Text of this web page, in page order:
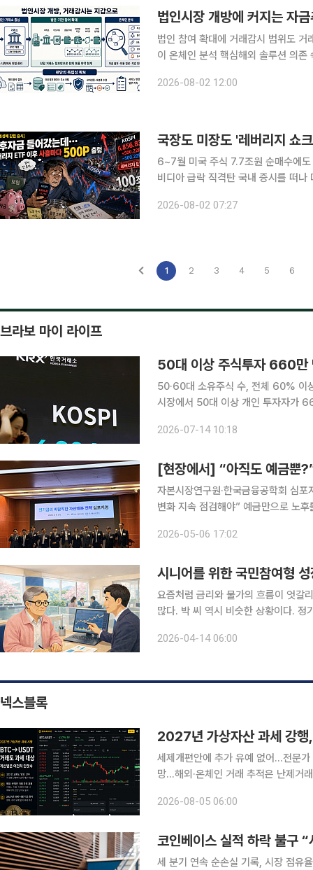
법인 참여 확대에 거래감시 범위도 거
이 온체인 분석 핵심해외 솔루션 의존 속 국내
어질 전망이다. 기관과 커스터디(수
2026-08-02 12:00
국장도 미장도 '레버리지 쇼
6~7월 미국 주식 7.7조원 순매수에
비디아 급락 직격탄 국내 증시를 떠나 다시 미국 증시로 향한 개인투자자들이 불과 두 달 만에 50조
상장지수펀드(ETF)에 대규모 자금이
2026-08-02 07:27
1 2 3 4 5 6
브라보 마이 라이프
50대 이상 주식투자 660만
50·60대 소유주식 수, 전체 60% 이상
시장에서 50대 이상 개인 투자자가
면서 은퇴자와 예비 은퇴세대의 노후
2026-07-14 10:18
[현장에서] “아직도 예금뿐
자본시장연구원·한국금융공학회 심포지엄 개최 세계적인 거시경제학 석학 존
변화 지속 점검해야” 예금만으로 노후를 버티기 어려운 시대가 됐다. 고령화와 퇴직연금 시장 확대
리가 커지고 있다. 전문가들은 긴 노
2026-05-06 17:02
시니어를 위한 국민참여형
요즘처럼 금리와 물가의 흐름이 엇갈
많다. 박 씨 역시 비슷한 상황이다.
익이 낮고, 주식 비중을 늘리자니 원
2026-04-14 06:00
넥스블록
2027년 가상자산 과세 강행
세제개편안에 추가 유예 없어…전문
망…해외·온체인 거래 추적은 난제거
‘2026년 세제개편안’에 추가 과세
2026-08-05 06:00
코인베이스 실적 하락 불구
세 분기 연속 순손실 기록, 시장 점유